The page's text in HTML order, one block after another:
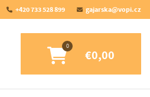
+420 733 528 899 gajarska@vopi.cz
€0,00